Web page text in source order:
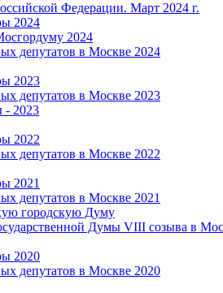
Федерации. Март 2024 г.
2024
2024
депутатов в Москве 2024
2023
депутатов в Москве 2023
2023
2022
депутатов в Москве 2022
2021
депутатов в Москве 2021
городскую Думу
Думы VIII созыва в
2020
депутатов в Москве 2020